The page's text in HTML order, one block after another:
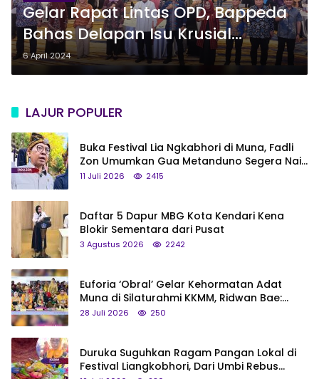
Gelar Rapat Lintas OPD, Bappeda
Bahas Delapan Isu Krusial
Pembangunan di Sultra
6 April 2024
LAJUR POPULER
Buka Festival Lia Ngkabhori di Muna, Fadli
Zon Umumkan Gua Metanduno Segera Naik
Status Jadi Cagar Budaya Nasional
11 Juli 2026 2415
Daftar 5 Dapur MBG Kota Kendari Kena
Blokir Sementara dari Pusat
3 Agustus 2026 2242
Euforia ‘Obral’ Gelar Kehormatan Adat
Muna di Silaturahmi KKMM, Ridwan Bae:
Saya Bukan Tipe Begitu, Belum Pantas!
28 Juli 2026 250
Duruka Suguhkan Ragam Pangan Lokal di
Festival Liangkobhori, Dari Umbi Rebus